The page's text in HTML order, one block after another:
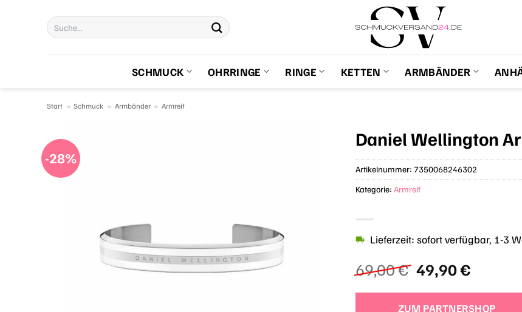
Suchen
nach:
SCHMUCK OHRRINGE RINGE KETTEN ARMBÄNDER
Start » Schmuck » Armbänder » Armreif
-28%
Daniel Wellington
69,00€ Ursprünglicher
Preis
war:
49,90€
ist:
Lieferzeit: sofort verfügbar, 1-3
ZUM PARTNERSHOP
Artikelnummer:7350068246302
Kategorie:Armreif